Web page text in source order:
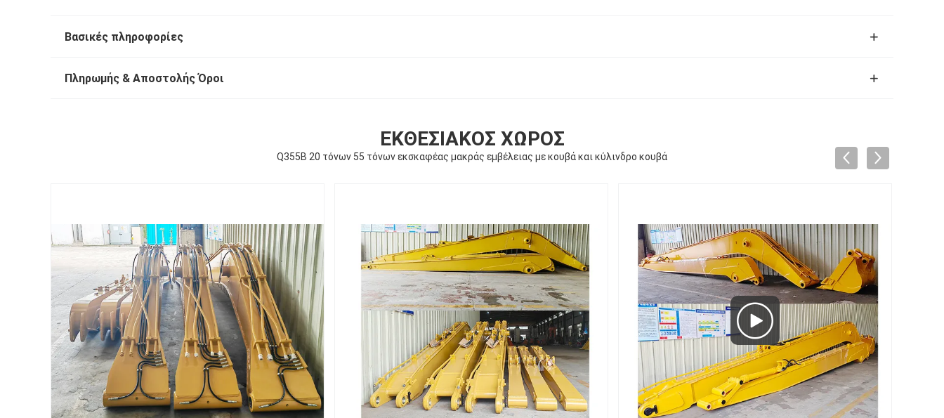
Βασικές πληροφορίες
Πληρωμής & Αποστολής Όροι
ΕΚΘΕΣΙΑΚΌΣ ΧΏΡΟΣ
Q355B 20 τόνων 55 τόνων εκσκαφέας μακράς εμβέλειας με κουβά και κύλινδρο κουβά